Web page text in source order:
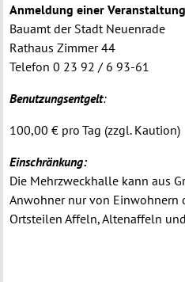
Anmeldung einer
Bauamt der Stadt Neuenrade
Rathaus Zimmer 44
Telefon 0 23 92 / 6 93-61
Benutzungsentgelt:
100,00 € pro Tag (zzgl. Kaution)
Einschränkung:
Die Mehrzweckhalle kann aus
Anwohner nur von Einwohnern
Ortsteilen Affeln, Altenaffeln